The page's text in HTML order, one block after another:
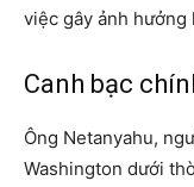
việc gây ảnh
Canh bạc
Ông Netanyahu,
Washington dưới